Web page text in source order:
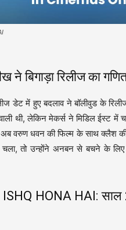
ने बिगाड़ा रिलीज का
डेट में हुए बदलाव ने बॉलीवुड के
थी, लेकिन मेकर्स ने मिडिल ईस्ट
अब वरुण धवन की फिल्म के साथ क्लैश
तो उन्होंने अनबन से बचने के लिए
HONA HAI: साल